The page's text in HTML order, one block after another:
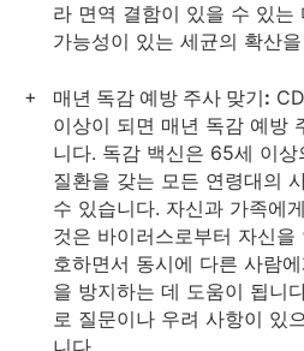
라 면역 결함이 있을 수 있는
가능성이 있는 세균의 확산
매년 독감 예방 주사 맞기:
이상이 되면 매년 독감 예방
니다. 독감 백신은 65세 이
질환을 갖는 모든 연령대의
수 있습니다. 자신과 가족에
것은 바이러스로부터 자신
호하면서 동시에 다른 사람
을 방지하는 데 도움이 됩니
로 질문이나 우려 사항이 있
니다.